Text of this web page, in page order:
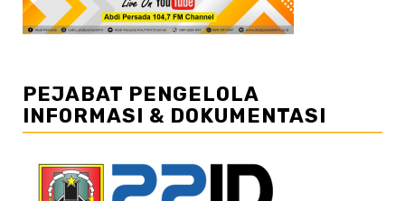
PEJABAT PENGELOLA
INFORMASI & DOKUMENTASI